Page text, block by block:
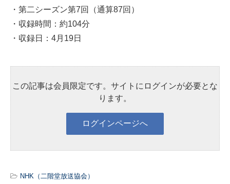
・第二シーズン第7回（通算87回）
・収録時間：約104分
・収録日：4月19日
この記事は会員限定です。サイトにログインが必要とな
ります。
NHK（二階堂放送協会）